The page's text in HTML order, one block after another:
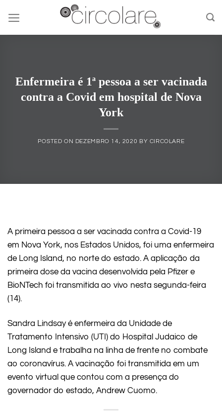
content
Enfermeira é 1ª pessoa a ser vacinada
contra a Covid em hospital de Nova
York
POSTED ON DEZEMBRO 14, 2020 BY CIRCOLARE
A primeira pessoa a ser vacinada contra a Covid-19
em Nova York, nos Estados Unidos, foi uma enfermeira
de Long Island, no norte do estado. A aplicação da
primeira dose da vacina desenvolvida pela Pfizer e
BioNTech foi transmitida ao vivo nesta segunda-feira
(14).
Sandra Lindsay é enfermeira da Unidade de
Tratamento Intensivo (UTI) do Hospital Judaico de
Long Island e trabalha na linha de frente no combate
ao coronavírus. A vacinação foi transmitida em um
evento virtual que contou com a presença do
governador do estado, Andrew Cuomo.